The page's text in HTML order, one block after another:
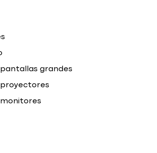
grandes